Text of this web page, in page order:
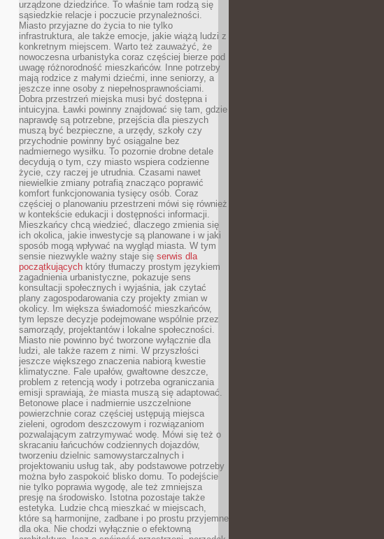
urządzone dziedzińce. To właśnie tam rodzą się
sąsiedzkie relacje i poczucie przynależności.
Miasto przyjazne do życia to nie tylko
infrastruktura, ale także emocje, jakie wiążą ludzi z
konkretnym miejscem. Warto też zauważyć, że
nowoczesna urbanistyka coraz częściej bierze pod
uwagę różnorodność mieszkańców. Inne potrzeby
mają rodzice z małymi dziećmi, inne seniorzy, a
jeszcze inne osoby z niepełnosprawnościami.
Dobra przestrzeń miejska musi być dostępna i
intuicyjna. Ławki powinny znajdować się tam, gdzie
naprawdę są potrzebne, przejścia dla pieszych
muszą być bezpieczne, a urzędy, szkoły czy
przychodnie powinny być osiągalne bez
nadmiernego wysiłku. To pozornie drobne detale
decydują o tym, czy miasto wspiera codzienne
życie, czy raczej je utrudnia. Czasami nawet
niewielkie zmiany potrafią znacząco poprawić
komfort funkcjonowania tysięcy osób. Coraz
częściej o planowaniu przestrzeni mówi się również
w kontekście edukacji i dostępności informacji.
Mieszkańcy chcą wiedzieć, dlaczego zmienia się
ich okolica, jakie inwestycje są planowane i w jaki
sposób mogą wpływać na wygląd miasta. W tym
sensie niezwykle ważny staje się serwis dla
początkujących który tłumaczy prostym językiem
zagadnienia urbanistyczne, pokazuje sens
konsultacji społecznych i wyjaśnia, jak czytać
plany zagospodarowania czy projekty zmian w
okolicy. Im większa świadomość mieszkańców,
tym lepsze decyzje podejmowane wspólnie przez
samorządy, projektantów i lokalne społeczności.
Miasto nie powinno być tworzone wyłącznie dla
ludzi, ale także razem z nimi. W przyszłości
jeszcze większego znaczenia nabiorą kwestie
klimatyczne. Fale upałów, gwałtowne deszcze,
problem z retencją wody i potrzeba ograniczania
emisji sprawiają, że miasta muszą się adaptować.
Betonowe place i nadmiernie uszczelnione
powierzchnie coraz częściej ustępują miejsca
zieleni, ogrodom deszczowym i rozwiązaniom
pozwalającym zatrzymywać wodę. Mówi się też o
skracaniu łańcuchów codziennych dojazdów,
tworzeniu dzielnic samowystarczalnych i
projektowaniu usług tak, aby podstawowe potrzeby
można było zaspokoić blisko domu. To podejście
nie tylko poprawia wygodę, ale też zmniejsza
presję na środowisko. Istotna pozostaje także
estetyka. Ludzie chcą mieszkać w miejscach,
które są harmonijne, zadbane i po prostu przyjemne
dla oka. Nie chodzi wyłącznie o efektowną